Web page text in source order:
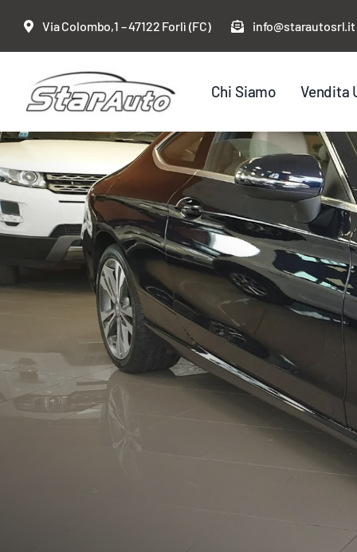
Via Colombo,1 – 47122 Forlì (FC) info@starautosrl.it
Chi Siamo Vendita